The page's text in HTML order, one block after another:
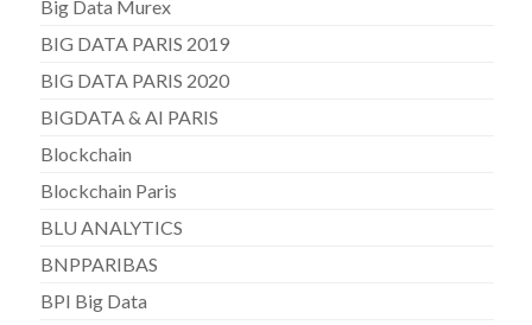
Big Data Murex
BIG DATA PARIS 2019
BIG DATA PARIS 2020
BIGDATA & AI PARIS
Blockchain
Blockchain Paris
BLU ANALYTICS
BNPPARIBAS
BPI Big Data